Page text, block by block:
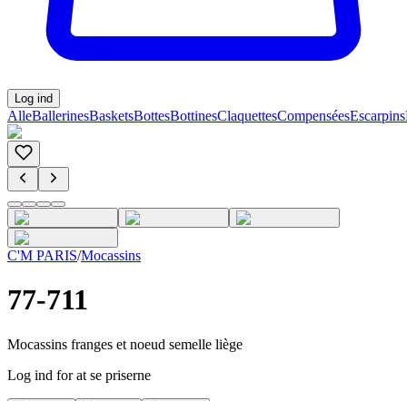
Log ind
AlleBallerinesBasketsBottesBottinesClaquettesCompenséesEscarpins
C'M PARIS/Mocassins
77-711
Mocassins franges et noeud semelle liège
Log ind for at se priserne